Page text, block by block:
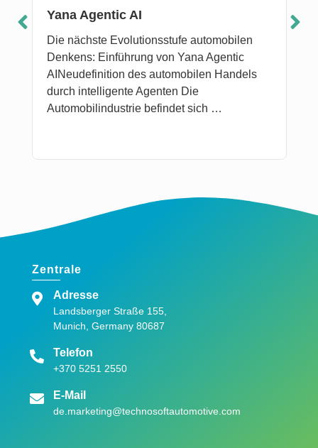
Yana Agentic AI
Die nächste Evolutionsstufe automobilen
Denkens: Einführung von Yana Agentic
AINeudefinition des automobilen Handels
durch intelligente Agenten Die
Automobilindustrie befindet sich …
Zentrale
Adresse
Landsberger Straße 155,
Munich, Germany 80687
Telefon
+370 5251 2550
E-Mail
de.marketing@technosoftautomotive.com